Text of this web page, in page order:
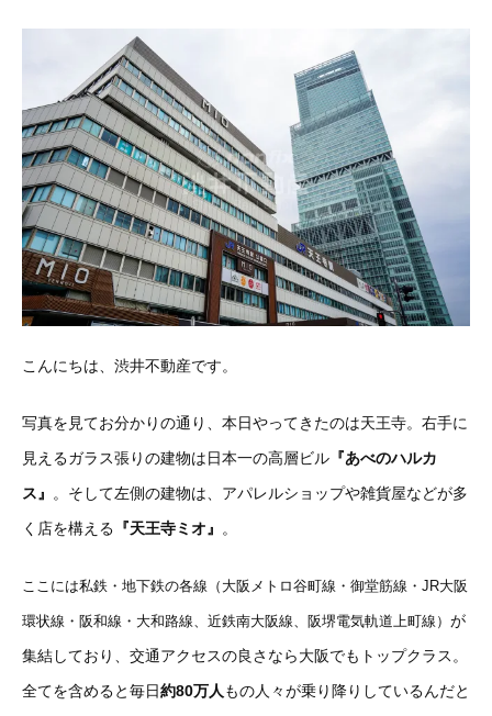
こんにちは、渋井不動産です。
写真を見てお分かりの通り、本日やってきたのは天王寺。右手に
見えるガラス張りの建物は日本一の高層ビル 『あべのハルカ
ス』
。そして左側の建物は、アパレルショップや雑貨屋などが多
く店を構える 『天王寺ミオ』 。
ここには私鉄・地下鉄の各線 （大阪メトロ谷町線・御堂筋線・JR大阪
環状線・阪和線・大和路線、近鉄南大阪線、阪堺電気軌道上町線） が
集結しており、交通アクセスの良さなら大阪でもトップクラス。
全てを含めると毎日約80万人 もの人々が乗り降りしているんだと